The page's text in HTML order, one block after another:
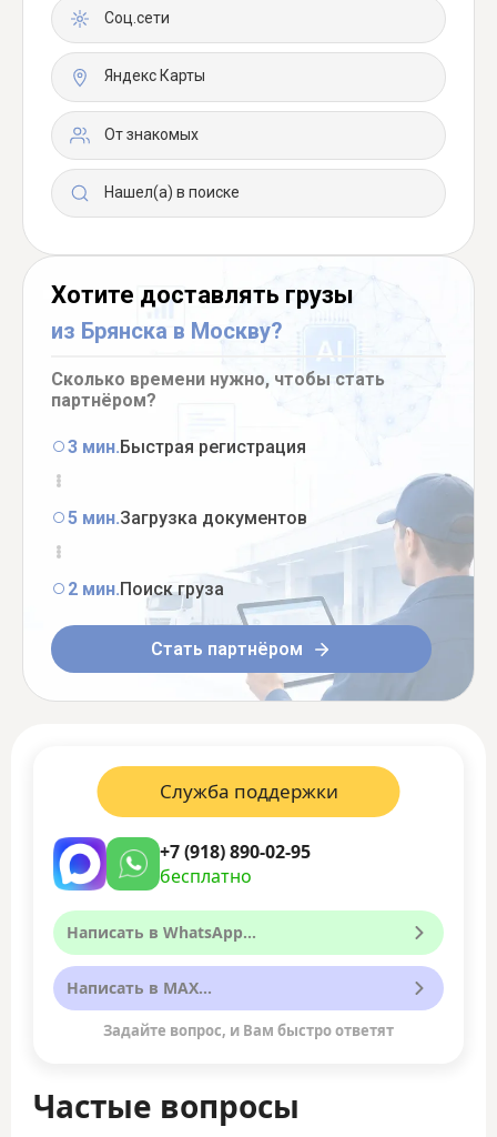
Соц.сети
Яндекс Карты
От знакомых
Нашел(а) в поиске
Хотите доставлять грузы
из Брянска в Москву?
Сколько времени нужно, чтобы стать
партнёром?
3 мин.Быстрая регистрация
5 мин.Загрузка документов
2 мин.Поиск груза
Стать партнёром
Частые вопросы
Служба поддержки
+7 (918) 890-02-95
бесплатно
Написать в WhatsApp...
Написать в MAX...
Задайте вопрос, и Вам быстро ответят